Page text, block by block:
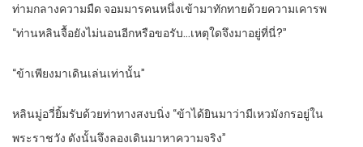
ท่ามกลางความมืด จอมมารคนหนึ่งเข้ามาทักทายด้วยความเคารพ
“ท่านหลินจื้อยังไม่นอนอีกหรือขอรับ…เหตุใดจึงมาอยู่ที่นี่?”
“ข้าเพียงมาเดินเล่นเท่านั้น”
หลินมู่อวี่ยิ้มรับด้วยท่าทางสงบนิ่ง “ข้าได้ยินมาว่ามีเหวมังกรอยู่ใน
พระราชวัง ดังนั้นจึงลองเดินมาหาความจริง”